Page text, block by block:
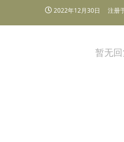
2022年12月30日 注册
暂无回